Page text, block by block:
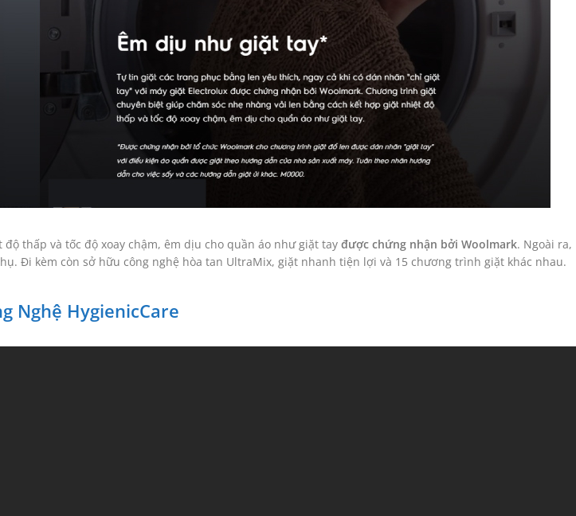
thấp và tốc độ xoay chậm, êm dịu cho quần áo như giặt tay được chứng nhận bởi Woolmark. Ngoài ra,
Đi kèm còn sở hữu công nghệ hòa tan UltraMix, giặt nhanh tiện lợi và 15 chương trình giặt khác nhau.
Nghệ HygienicCare